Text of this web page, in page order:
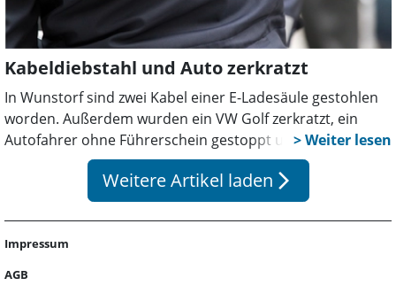
Kabeldiebstahl und Auto zerkratzt
In Wunstorf sind zwei Kabel einer E-Ladesäule gestohlen
worden. Außerdem wurden ein VW Golf zerkratzt, ein
Autofahrer ohne Führerschein gestoppt und ein
Radfahrer bei einem Sturz verletzt. Die Polizei bittet in
allen Fällen um Hinweise.Weitere Artikel laden arrow_forward_ios
Impressum
AGB